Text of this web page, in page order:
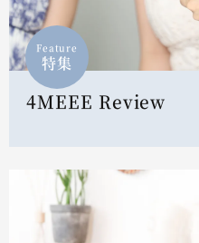
Feature
特集
4MEEE Review